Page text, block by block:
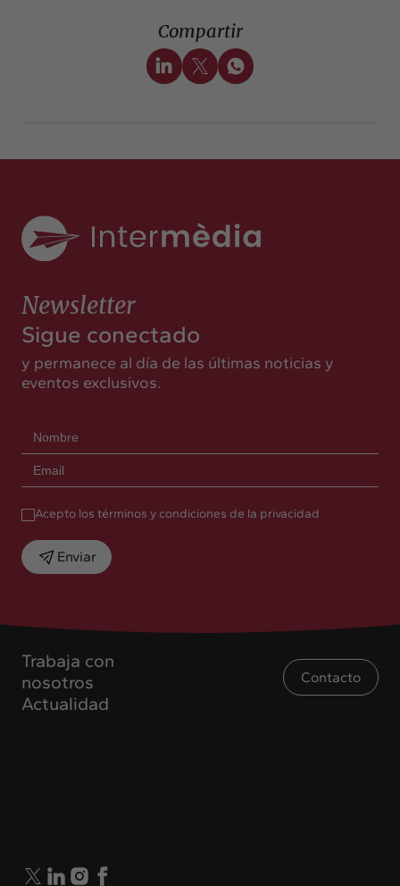
Compartir
Trabaja con
nosotros
Actualidad
Contacto
Newsletter
Sigue conectado
y permanece al día de las últimas noticias y
eventos exclusivos.
Acepto los términos y condiciones de la privacidad
Enviar